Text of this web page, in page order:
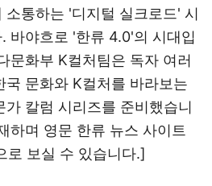
소통하는 '디지털 실크로드' 시
바야흐로 '한류 4.0'의 시대입
문화부 K컬처팀은 독자 여러
국 문화와 K컬처를 바라보는
칼럼 시리즈를 준비했습니
하며 영문 한류 뉴스 사이트
로 보실 수 있습니다.]